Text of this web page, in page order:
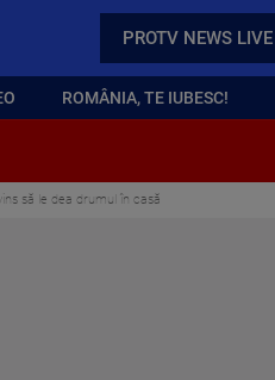
PROTV NEWS LIVE
ROMÂNIA, TE IUBESC!
să le dea drumul în casă